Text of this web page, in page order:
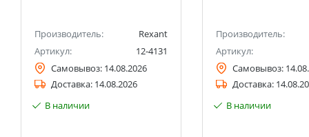
Производитель:
Rexant
Артикул:
12-4131
Самовывоз: 14.08.2026
Доставка: 14.08.2026
В наличии
Производитель:
Артикул:
Самовывоз:
Доставка:
В наличии